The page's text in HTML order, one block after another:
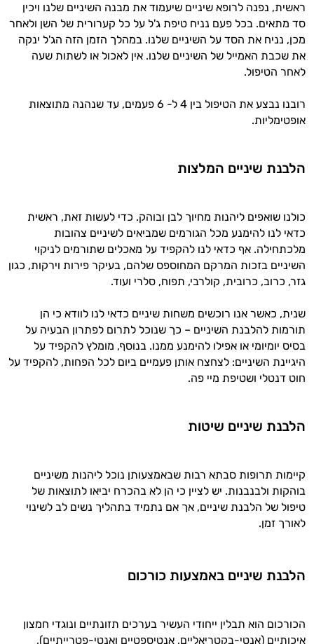
ראשית, נפנה לרופא שיניים שיעמוד את מבנה השיניים שלנו ויכין
סד מתאים. בכל פעם נניח טיפת ג'ל על כל קערורית של השן ולאחר
מכן, נניח את הסד על השיניים שלנו. במהלך הזמן הזה הג'ל ינקה
את שכבת האמייל של השיניים שלנו. אין לאכול או לשתות שעה
לאחר הטיפול.
רובנו נבצע את הטיפול בין 4 ל- 6 פעמים, עד שנהנה מתוצאות
אופטימליות.
הלבנת שיניים המלצות
כולנו שואפים ליהנות מחיוך לבן ובוהק. כדי לעשות זאת, ראשית
כדאי לנו להימנע מכל הגורמים שמביאים לשיניים צהובות
מלכתחילה. אף כדאי לנו להקפיד על מאכלים שתורמים לניקוי
השיניים בזכות המרקם המחוספס שלהם, בעיקר פירות וירקות, כגון
גזר, כרוב, כרובית, קולרבי, תפוח, סלרי ועוד.
שנית, כאשר אנו רוכשים משחות שיניים כדאי לנו לוודא כי הן
תורמות להלבנת השיניים – כך שנוכל לתרום לפתרון הבעיה על
בסיס יומיומי או אפילו להימנע ממנו. בנוסף, מומלץ להקפיד על
היגיינת השיניים: לצחצח אותן פעמיים ביום לכל הפחות, להקפיד על
חוט דנטלי ושטיפת מיי פה.
הלבנת שיניים שיטות
קיימות תרופות סבתא רבות שבאמצעותן נוכל ליהנות משיניים
בוהקות ולבנבנות. יש לציין כי הן לא בהכרח יביאו לתוצאות של
טיפול של הלבנת שיניים, אך אם נתמיד בתהליך נשים לב לשינוי
לאורך זמן.
הלבנת שיניים באמצעות כורכום
הכורכום הוא תבלין ייחודי העשיר בערכים תזונתיים ונוגדי חמצון
איכותיים (אנטי-בקטריאליים, אנטיספטיים ואנטי-פטרייתיים),
היי,
התשובות שלי מבוססות על מאגרי מידע קליניים
אני כאן כדי לעזור לך להתאים את תוספי